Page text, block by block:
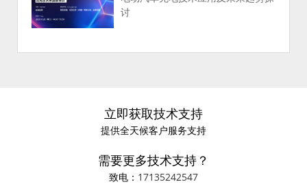
讨
立即获取技术支持
提供全天候客户服务支持
需要更多技术支持？
致电： 17135242547